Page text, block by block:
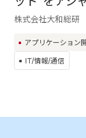
株式会社大和総研
アプリケーション
IT/情報/通信